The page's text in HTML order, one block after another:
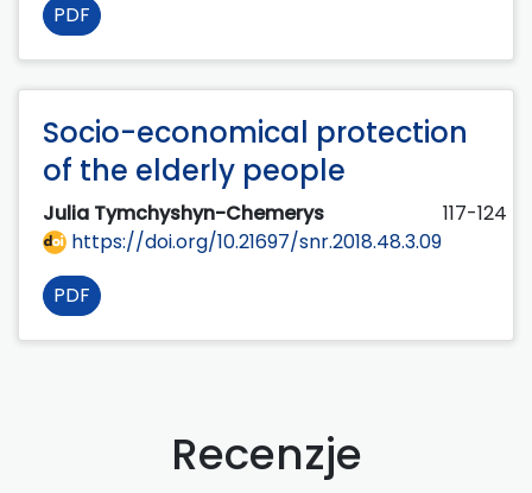
PDF
Socio-economical protection
of the elderly people
Julia Tymchyshyn-Chemerys
117-124
https://doi.org/10.21697/snr.2018.48.3.09
PDF
Recenzje